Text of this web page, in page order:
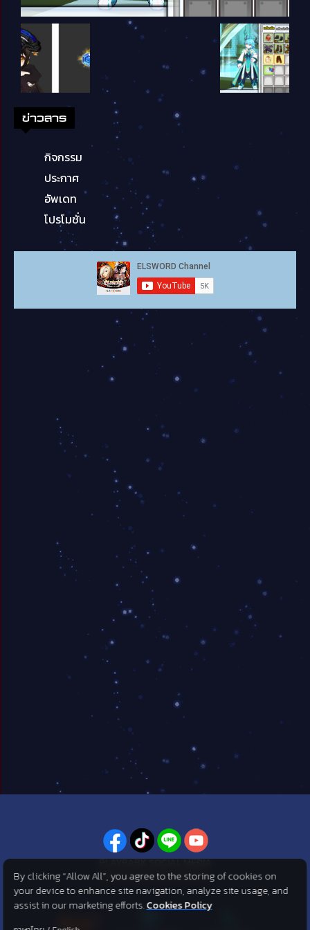
ข่าวสาร
กิจกรรม
ประกาศ
อัพเดท
โปรโมชั่น
PLAYPARK SOCIAL MEDIA
ไม่พลาดทุกข่าวสารจาก PlayPark
By clicking “Allow All”, you agree to the storing of cookies on
your device to enhance site navigation, analyze site usage, and
assist in our marketing efforts.Cookies Policy